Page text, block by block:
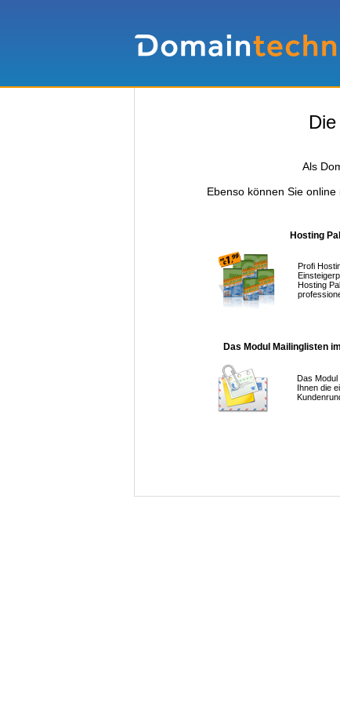
Als
Ebenso können Sie
Hosting
Profi
Hosting
Das Modul Mailinglisten
Das Modul
Ihnen die